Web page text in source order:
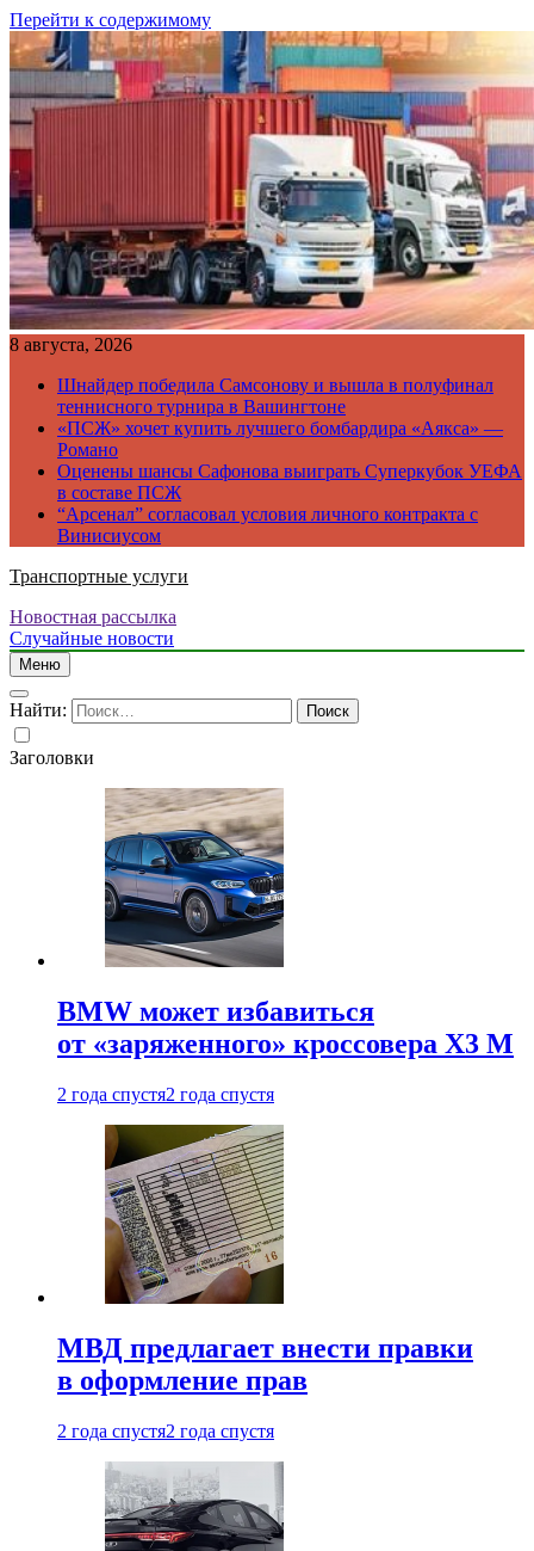
Перейти к содержимому
8 августа, 2026
Шнайдер победила Самсонову и вышла в полуфинал
теннисного турнира в Вашингтоне
«ПСЖ» хочет купить лучшего бомбардира «Аякса» —
Романо
Оценены шансы Сафонова выиграть Суперкубок УЕФА
в составе ПСЖ
“Арсенал” согласовал условия личного контракта с
Винисиусом
Транспортные услуги
Новостная рассылка
Случайные новости
Меню
Найти:
Заголовки
BMW может избавиться
от «заряженного» кроссовера X3 M
2 года спустя2 года спустя
МВД предлагает внести правки
в оформление прав
2 года спустя2 года спустя